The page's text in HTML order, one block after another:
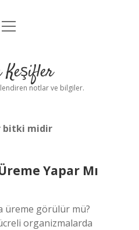
Uyarı
menüyü
Keşifler
notlar ve bilgiler.
bitki midir
Yapar Mı
üreme görülür mü?
organizmalarda